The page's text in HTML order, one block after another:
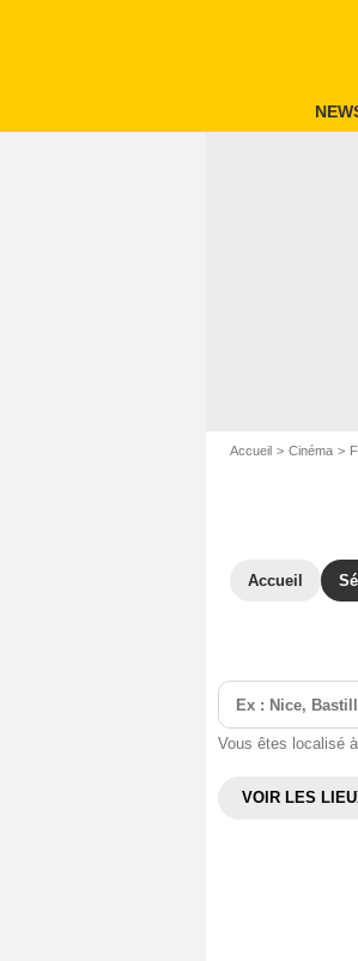
Accueil Cinéma
Accueil
Vous êtes localisé
VOIR LES